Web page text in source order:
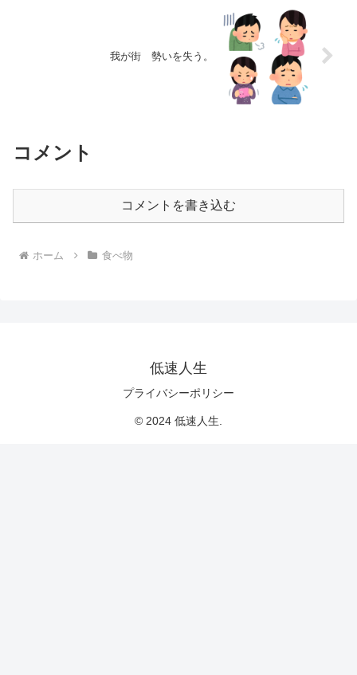
我が街 勢いを失う。
コメント
コメントを書き込む
ホーム 食べ物
低速人生
プライバシーポリシー
© 2024 低速人生.